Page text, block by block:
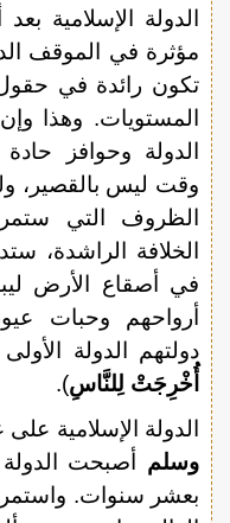
الدولة الإسلامية
مؤثرة في الموقف
تكون رائدة في
المستويات. وهذا
الدولة وحوافز
وقت ليس بالقصير،
الظروف التي ستمر
الخلافة الراشدة،
في أصقاع الأرض
أرواحهم وحبات
دولتهم الدولة
أُخْرِجَتْ لِلنَّاسِ).
الدولة الإسلامية
وسلم أصبحت الدولة
بعشر سنوات.